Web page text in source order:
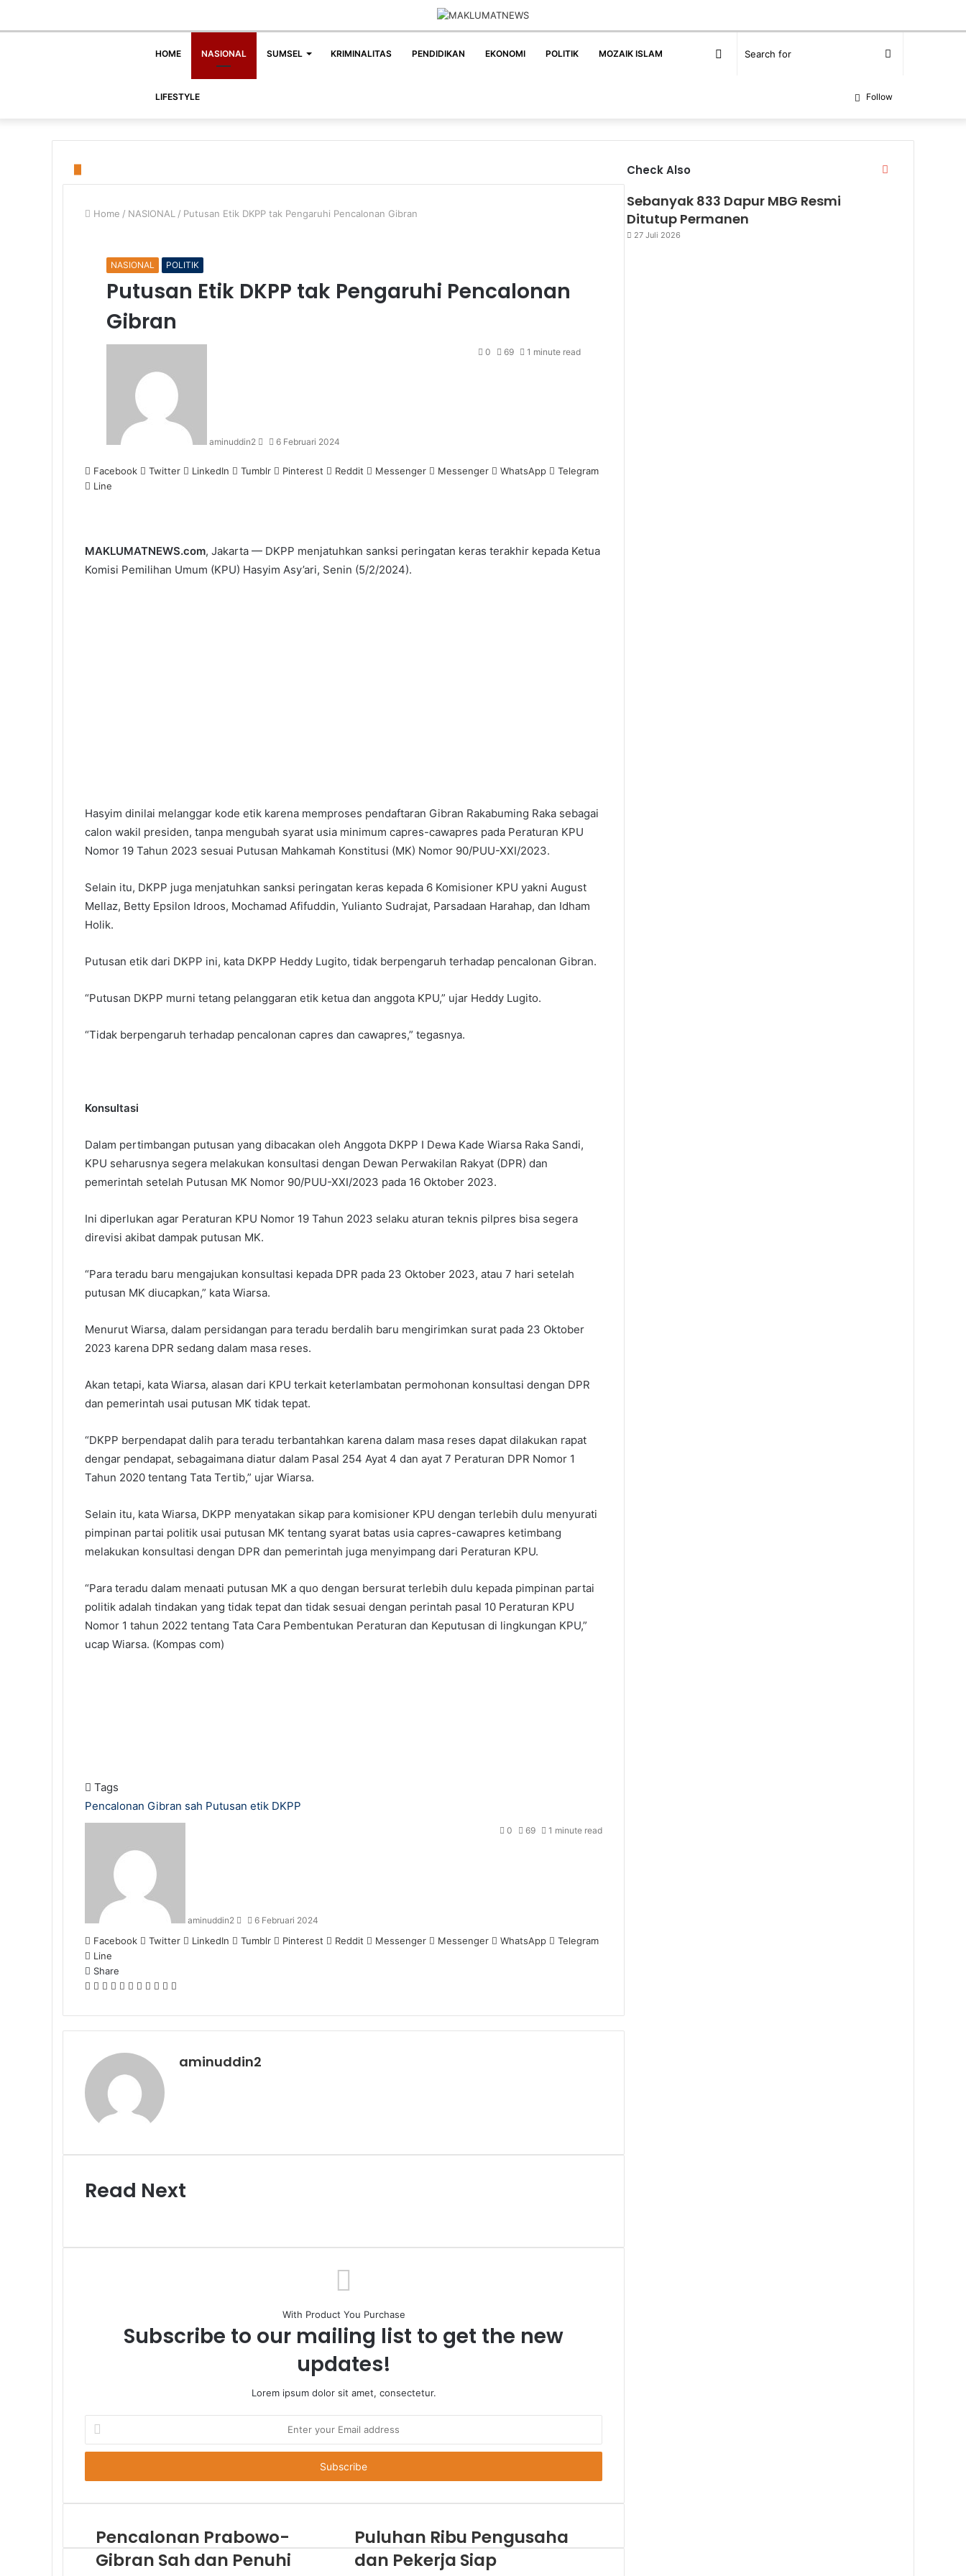
HOME NASIONAL SUMSEL KRIMINALITAS PENDIDIKAN EKONOMI POLITIK MOZAIK ISLAM
LIFESTYLE for
Random
Follow
Home / NASIONAL / Putusan Etik DKPP tak Pengaruhi Pencalonan Gibran
NASIONAL POLITIK
Putusan Etik DKPP tak Pengaruhi Pencalonan
Gibran
aminuddin2 6 Februari 2024
0 69 1 minute read
Facebook Twitter LinkedIn Tumblr Pinterest Reddit Messenger Messenger WhatsApp
Telegram
Line
MAKLUMATNEWS.com, Jakarta — DKPP menjatuhkan sanksi peringatan keras terakhir kepada Ketua
Komisi Pemilihan Umum (KPU) Hasyim Asy’ari, Senin (5/2/2024).
Hasyim dinilai melanggar kode etik karena memproses pendaftaran Gibran Rakabuming Raka sebagai
calon wakil presiden, tanpa mengubah syarat usia minimum capres-cawapres pada Peraturan KPU
Nomor 19 Tahun 2023 sesuai Putusan Mahkamah Konstitusi (MK) Nomor 90/PUU-XXI/2023.
Selain itu, DKPP juga menjatuhkan sanksi peringatan keras kepada 6 Komisioner KPU yakni August
Mellaz, Betty Epsilon Idroos, Mochamad Afifuddin, Yulianto Sudrajat, Parsadaan Harahap, dan Idham
Holik.
Putusan etik dari DKPP ini, kata DKPP Heddy Lugito, tidak berpengaruh terhadap pencalonan Gibran.
“Putusan DKPP murni tetang pelanggaran etik ketua dan anggota KPU,” ujar Heddy Lugito.
“Tidak berpengaruh terhadap pencalonan capres dan cawapres,” tegasnya.
Konsultasi
Dalam pertimbangan putusan yang dibacakan oleh Anggota DKPP I Dewa Kade Wiarsa Raka Sandi,
KPU seharusnya segera melakukan konsultasi dengan Dewan Perwakilan Rakyat (DPR) dan
pemerintah setelah Putusan MK Nomor 90/PUU-XXI/2023 pada 16 Oktober 2023.
Ini diperlukan agar Peraturan KPU Nomor 19 Tahun 2023 selaku aturan teknis pilpres bisa segera
direvisi akibat dampak putusan MK.
“Para teradu baru mengajukan konsultasi kepada DPR pada 23 Oktober 2023, atau 7 hari setelah
putusan MK diucapkan,” kata Wiarsa.
Menurut Wiarsa, dalam persidangan para teradu berdalih baru mengirimkan surat pada 23 Oktober
2023 karena DPR sedang dalam masa reses.
Akan tetapi, kata Wiarsa, alasan dari KPU terkait keterlambatan permohonan konsultasi dengan DPR
dan pemerintah usai putusan MK tidak tepat.
“DKPP berpendapat dalih para teradu terbantahkan karena dalam masa reses dapat dilakukan rapat
dengar pendapat, sebagaimana diatur dalam Pasal 254 Ayat 4 dan ayat 7 Peraturan DPR Nomor 1
Tahun 2020 tentang Tata Tertib,” ujar Wiarsa.
Selain itu, kata Wiarsa, DKPP menyatakan sikap para komisioner KPU dengan terlebih dulu menyurati
pimpinan partai politik usai putusan MK tentang syarat batas usia capres-cawapres ketimbang
melakukan konsultasi dengan DPR dan pemerintah juga menyimpang dari Peraturan KPU.
“Para teradu dalam menaati putusan MK a quo dengan bersurat terlebih dulu kepada pimpinan partai
politik adalah tindakan yang tidak tepat dan tidak sesuai dengan perintah pasal 10 Peraturan KPU
Nomor 1 tahun 2022 tentang Tata Cara Pembentukan Peraturan dan Keputusan di lingkungan KPU,”
ucap Wiarsa. (Kompas com)
Tags
Pencalonan Gibran sah Putusan etik DKPP
aminuddin2 6 Februari 2024
0 69 1 minute read
Facebook Twitter LinkedIn Tumblr Pinterest Reddit Messenger Messenger WhatsApp
Telegram
Line
Share
Facebook
Twitter
LinkedIn
Pinterest
Reddit
Messenger
Messenger
WhatsApp
Telegram
Share
Email
aminuddin2
Read Next
With Product You Purchase
Subscribe to our mailing list to get the new
updates!
Lorem ipsum dolor sit amet, consectetur.
your
Email
Pencalonan Prabowo-
Gibran Sah dan Penuhi
Puluhan Ribu Pengusaha
dan Pekerja Siap
Check Also Close
Sebanyak 833 Dapur MBG Resmi
Ditutup Permanen
27 Juli 2026